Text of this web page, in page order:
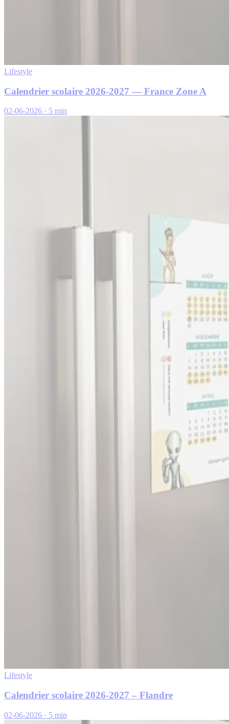
Lifestyle
Calendrier scolaire 2026-2027 — France Zone A
02-06-2026 · 5 min
Lifestyle
Calendrier scolaire 2026-2027 – Flandre
02-06-2026 · 5 min